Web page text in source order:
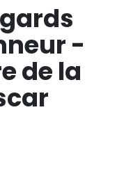
-
de la